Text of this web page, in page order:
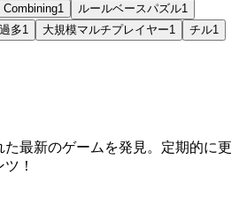
Combining1 ルールベースパズル1
多1 大規模マルチプレイヤー1 チル1
た最新のゲームを発見。定期的に更
！